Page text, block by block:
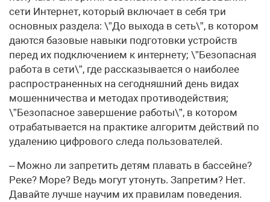
сети Интернет, который включает в себя три
основных раздела: \”До выхода в сеть\”, в котором
даются базовые навыки подготовки устройств
перед их подключением к интернету; \”Безопасная
работа в сети\”, где рассказывается о наиболее
распространенных на сегодняшний день видах
мошенничества и методах противодействия;
\”Безопасное завершение работы\”, в котором
отрабатывается на практике алгоритм действий по
удалению цифрового следа пользователей.
– Можно ли запретить детям плавать в бассейне?
Реке? Море? Ведь могут утонуть. Запретим? Нет.
Давайте лучше научим их правилам поведения.